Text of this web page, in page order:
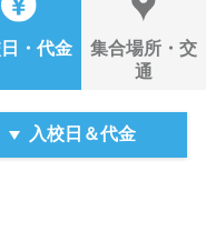
・代金
集合場所・交
通
入校日＆代金